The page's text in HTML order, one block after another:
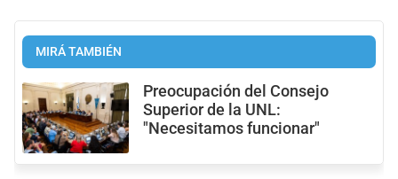
MIRÁ TAMBIÉN
Preocupación del Consejo
Superior de la UNL:
"Necesitamos funcionar"